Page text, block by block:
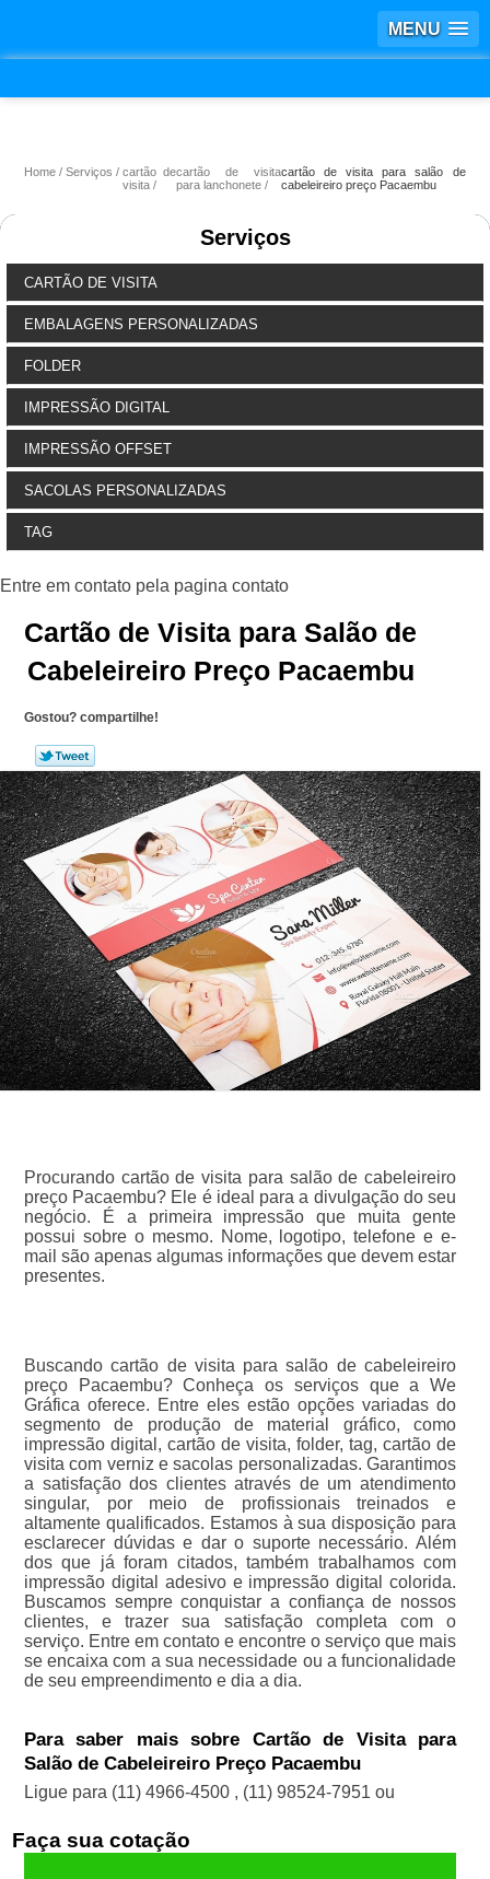
MENU
Home Serviços
cartão de
visita
cartão de visita
para lanchonete
cartão de visita para salão de
cabeleireiro preço Pacaembu
Serviços
CARTÃO DE VISITA
EMBALAGENS PERSONALIZADAS
FOLDER
IMPRESSÃO DIGITAL
IMPRESSÃO OFFSET
SACOLAS PERSONALIZADAS
TAG
Cartão de Visita para Salão de
Cabeleireiro Preço Pacaembu
Gostou? compartilhe!
Procurando cartão de visita para salão de cabeleireiro
preço Pacaembu? Ele é ideal para a divulgação do seu
negócio. É a primeira impressão que muita gente
possui sobre o mesmo. Nome, logotipo, telefone e e-
mail são apenas algumas informações que devem estar
presentes.
Buscando cartão de visita para salão de cabeleireiro
preço Pacaembu? Conheça os serviços que a We
Gráfica oferece. Entre eles estão opções variadas do
segmento de produção de material gráfico, como
impressão digital, cartão de visita, folder, tag, cartão de
visita com verniz e sacolas personalizadas. Garantimos
a satisfação dos clientes através de um atendimento
singular, por meio de profissionais treinados e
altamente qualificados. Estamos à sua disposição para
esclarecer dúvidas e dar o suporte necessário. Além
dos que já foram citados, também trabalhamos com
impressão digital adesivo e impressão digital colorida.
Buscamos sempre conquistar a confiança de nossos
clientes, e trazer sua satisfação completa com o
serviço. Entre em contato e encontre o serviço que mais
se encaixa com a sua necessidade ou a funcionalidade
de seu empreendimento e dia a dia.
Para saber mais sobre Cartão de Visita para
Salão de Cabeleireiro Preço Pacaembu
Ligue para (11) 4966-4500 , (11) 98524-7951 ou
Faça sua cotação